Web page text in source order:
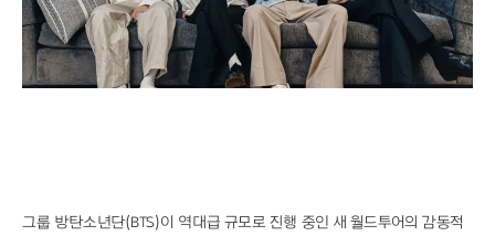
스파이더맨 흥행 돌풍, '망각'이 던진 경고
단것만 찾는 당신, 혈당 불균형이 원인일 수도
대한축구협회, 외국인 심판 성접대 의혹에 축구팬 ‘폭발’
김민재 파트너 이토, 제주 원정서 보여준 최악의 매너
블랙핑크 10주년 D-1, 로제는 왜 미국에?
그룹 방탄소년단(BTS)이 역대급 규모로 진행 중인 새 월드투어의 감동적